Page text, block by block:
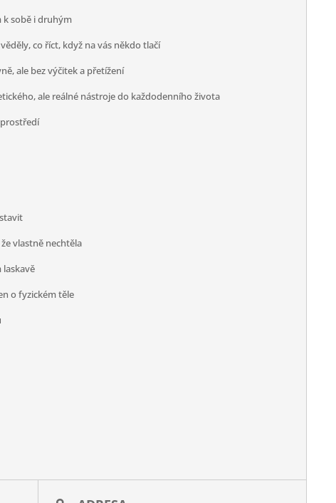
k sobě i druhým
co říct, když na vás někdo tlačí
ale bez výčitek a přetížení
ale reálné nástroje do každodenního života
vlastně nechtěla
laskavě
o fyzickém těle